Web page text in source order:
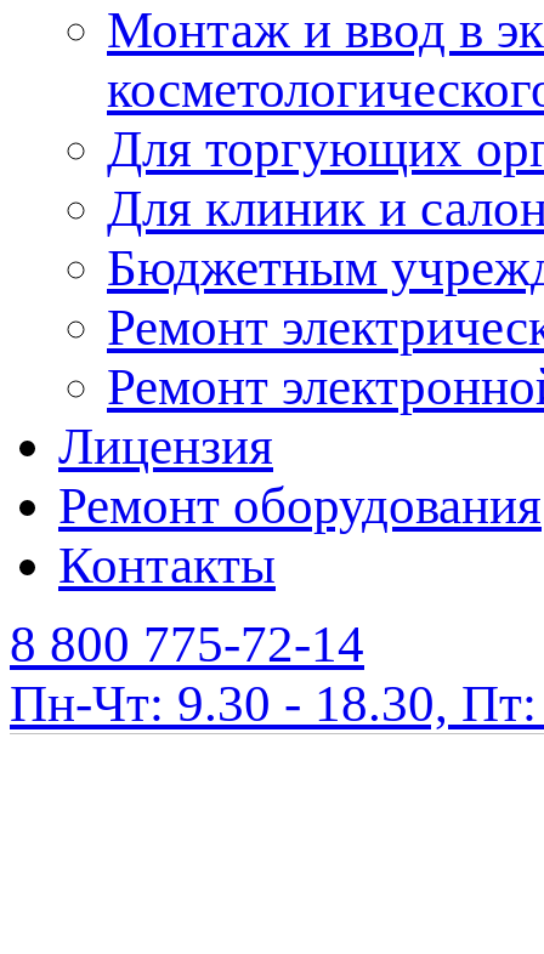
Монтаж и ввод в
Для торгующих
Для клиник и
Бюджетным
Ремонт
Ремонт
Лицензия
Ремонт оборудования
Контакты
8 800 775-72-14
Пн-Чт: 9.30 - 18.30,